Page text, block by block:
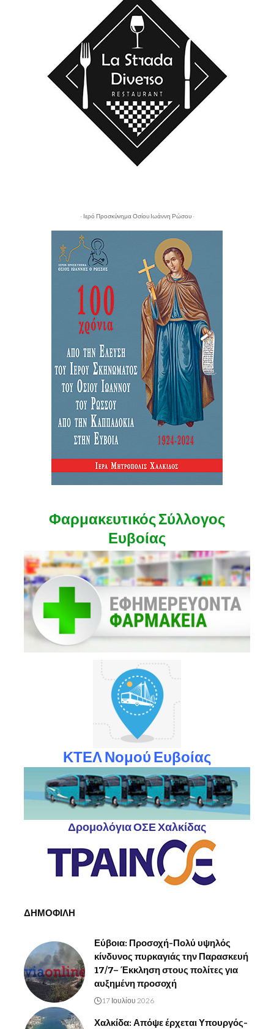
- Ιερό Προσκύνημα Οσίου Ιωάννη Ρώσου -
Φαρμακευτικός Σύλλογος
Ευβοίας
ΚΤΕΛ Νομού Ευβοίας
Δρομολόγια ΟΣΕ Χαλκίδας
ΔΗΜΟΦΙΛΗ
Εύβοια: Προσοχή-Πολύ υψηλός
κίνδυνος πυρκαγιάς την Παρασκευή
17/7– Έκκληση στους πολίτες για
αυξημένη προσοχή
17 Ιουλίου 2026
Χαλκίδα: Απόψε έρχεται Υπουργός-